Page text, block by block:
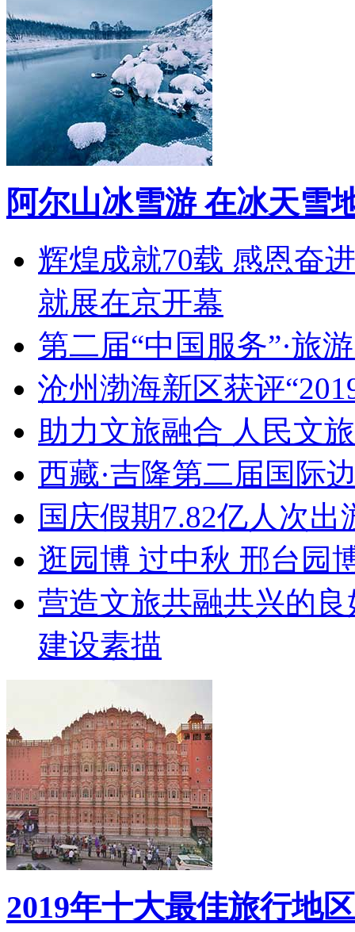
阿尔山冰雪游 在冰天雪
辉煌成就70载 感恩奋
就展在京开幕
第二届“中国服务”·旅
沧州渤海新区获评
助力文旅融合 人民文
西藏·吉隆第二届国际
国庆假期7.82亿人次
逛园博 过中秋 邢台园
营造文旅共融共兴的
建设素描
2019年十大最佳旅行地区